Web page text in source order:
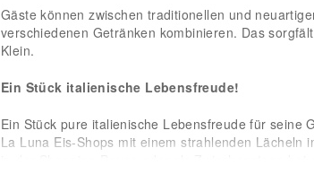
Gäste können zwischen traditionellen und
verschiedenen Getränken kombinieren. Das
Klein.
Ein Stück italienische Lebensfreude!
Ein Stück pure italienische Lebensfreude für seine
La Luna Eis-Shops mit einem strahlenden